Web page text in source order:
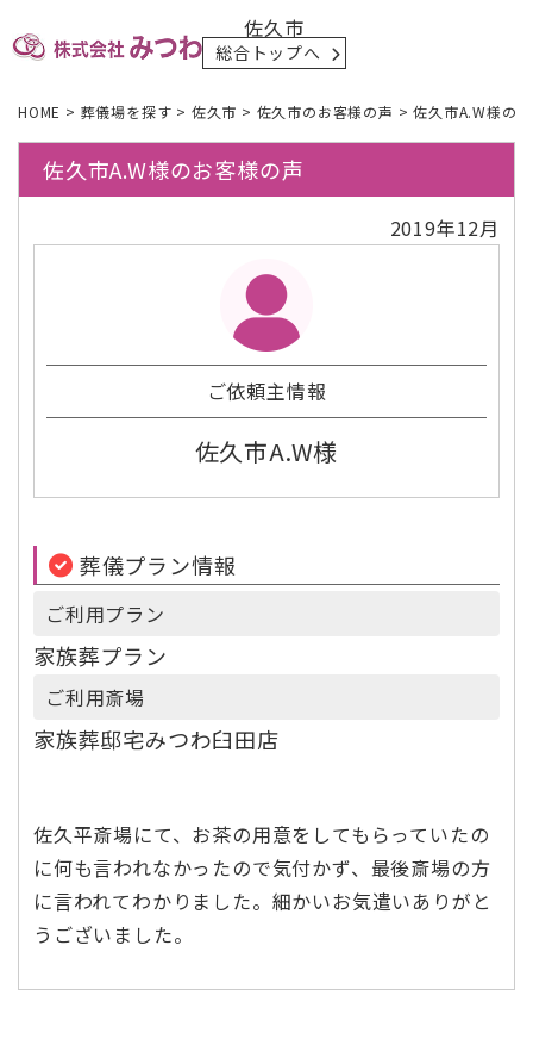
佐久市
総合トップへ
HOME > 葬儀場を探す > 佐久市 > 佐久市のお客様の声 >佐久市A.W様の
佐久市A.W様のお客様の声
2019年12月
ご依頼主情報
佐久市A.W様
葬儀プラン情報
ご利用プラン
家族葬プラン
ご利用斎場
家族葬邸宅みつわ臼田店
佐久平斎場にて、お茶の用意をしてもらっていたの
に何も言われなかったので気付かず、最後斎場の方
に言われてわかりました。細かいお気遣いありがと
うございました。